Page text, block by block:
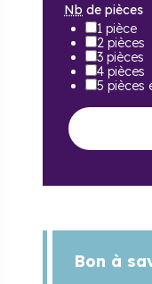
Nb de pièces
1 pièce
2 pièces
3 pièces
4 pièces
5 pièces
Bon à